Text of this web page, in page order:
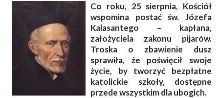
Co roku, 25 sierpnia, Kościół
wspomina postać św. Józefa
Kalasantego – kapłana,
założyciela zakonu pijarów.
Troska o zbawienie dusz
sprawiła, że poświęcił swoje
życie, by tworzyć bezpłatne
katolickie szkoły, dostępne
przede wszystkim dla ubogich.